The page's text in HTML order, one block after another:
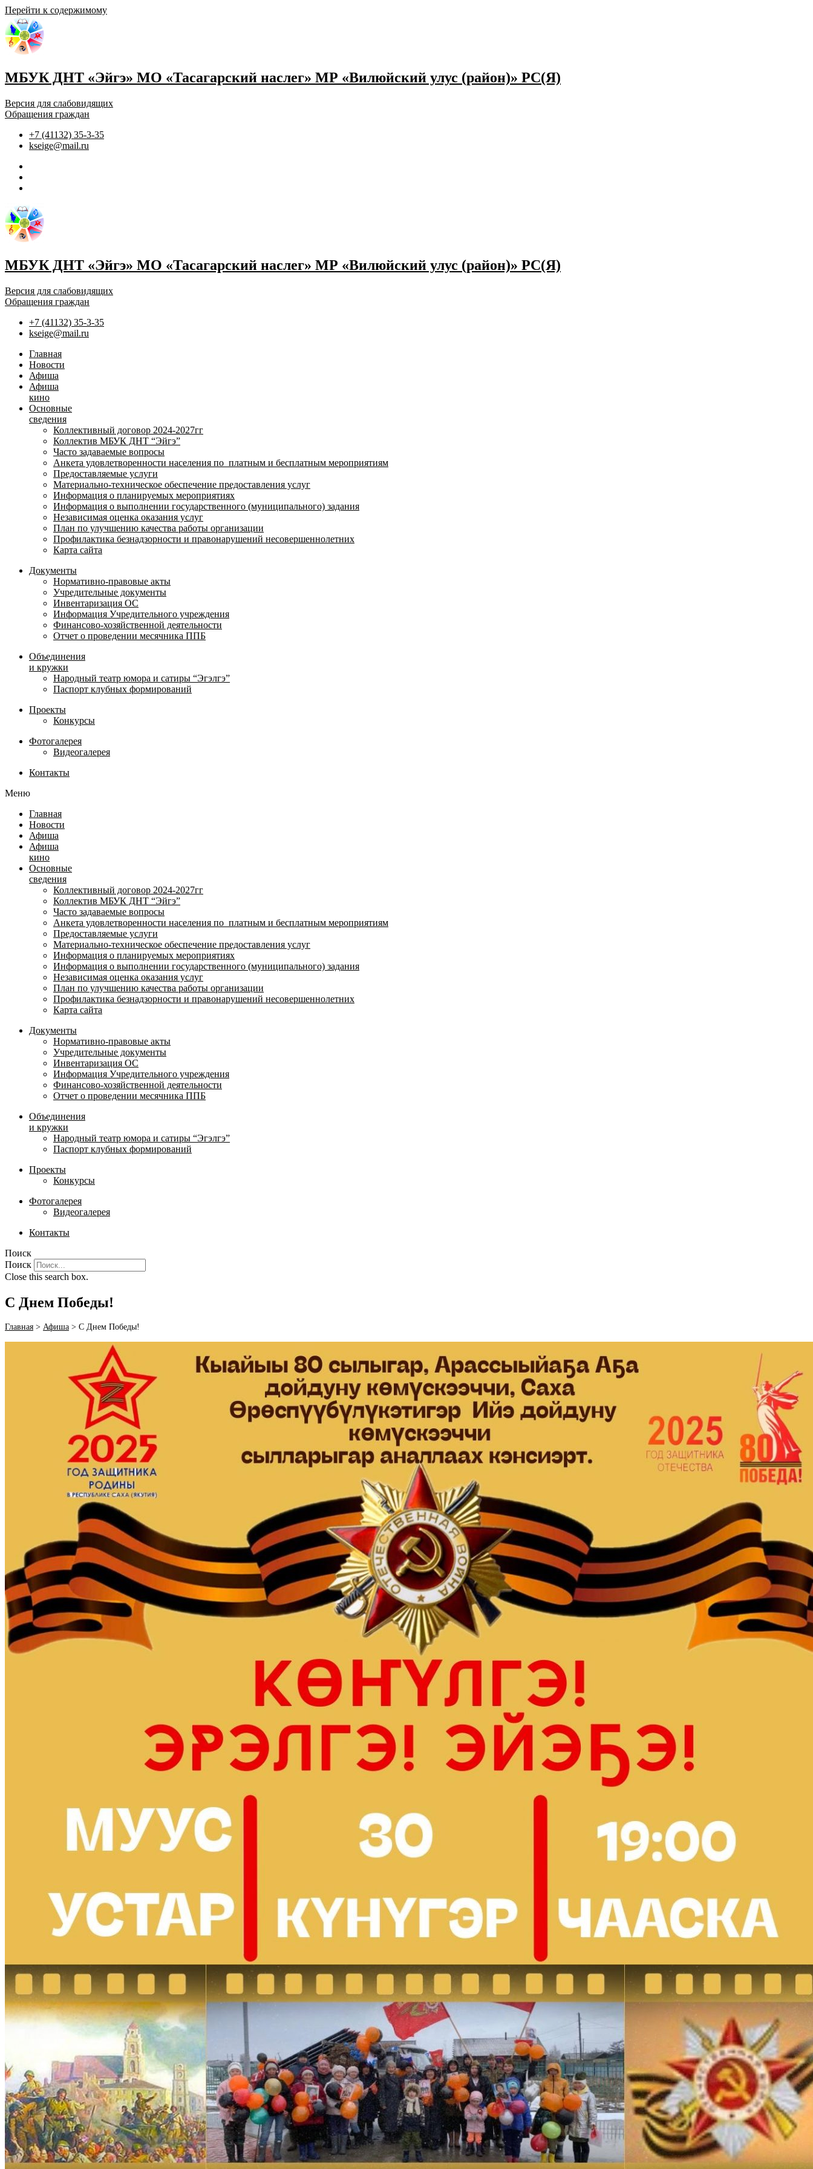
Перейти к содержимому
МБУК ДНТ «Эйгэ» МО «Тасагарский наслег» МР «Вилюйский улус (район)» РС(Я)
Версия для слабовидящих
Обращения граждан
+7 (41132) 35-3-35
kseige@mail.ru
МБУК ДНТ «Эйгэ» МО «Тасагарский наслег» МР «Вилюйский улус (район)» РС(Я)
Версия для слабовидящих
Обращения граждан
+7 (41132) 35-3-35
kseige@mail.ru
Главная
Новости
Афиша
Афиша
кино
Основные
сведения
Коллективный договор 2024-2027гг
Коллектив МБУК ДНТ “Эйгэ”
Часто задаваемые вопросы
Анкета удовлетворенности населения по платным и бесплатным мероприятиям
Предоставляемые услуги
Материально-техническое обеспечение предоставления услуг
Информация о планируемых мероприятиях
Информация о выполнении государственного (муниципального) задания
Независимая оценка оказания услуг
План по улучшению качества работы организации
Профилактика безнадзорности и правонарушений несовершеннолетних
Карта сайта
Документы
Нормативно-правовые акты
Учредительные документы
Инвентаризация ОС
Информация Учредительного учреждения
Финансово-хозяйственной деятельности
Отчет о проведении месячника ППБ
Объединения
и кружки
Народный театр юмора и сатиры “Эгэлгэ”
Паспорт клубных формирований
Проекты
Конкурсы
Фотогалерея
Видеогалерея
Контакты
Меню
Главная
Новости
Афиша
Афиша
кино
Основные
сведения
Коллективный договор 2024-2027гг
Коллектив МБУК ДНТ “Эйгэ”
Часто задаваемые вопросы
Анкета удовлетворенности населения по платным и бесплатным мероприятиям
Предоставляемые услуги
Материально-техническое обеспечение предоставления услуг
Информация о планируемых мероприятиях
Информация о выполнении государственного (муниципального) задания
Независимая оценка оказания услуг
План по улучшению качества работы организации
Профилактика безнадзорности и правонарушений несовершеннолетних
Карта сайта
Документы
Нормативно-правовые акты
Учредительные документы
Инвентаризация ОС
Информация Учредительного учреждения
Финансово-хозяйственной деятельности
Отчет о проведении месячника ППБ
Объединения
и кружки
Народный театр юмора и сатиры “Эгэлгэ”
Паспорт клубных формирований
Проекты
Конкурсы
Фотогалерея
Видеогалерея
Контакты
Поиск
Поиск
Close this search box.
С Днем Победы!
Главная > Афиша > С Днем Победы!